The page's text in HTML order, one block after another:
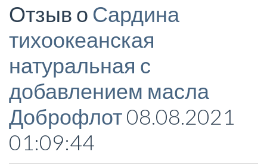
Интернет Путешествие и отдых Транспорт
Недвижимость Работа Гос. учреждения
Личности Логистика Страхование
Отзыв о Сардина
тихоокеанская
натуральная с
добавлением масла
Доброфлот08.08.2021
01:09:44